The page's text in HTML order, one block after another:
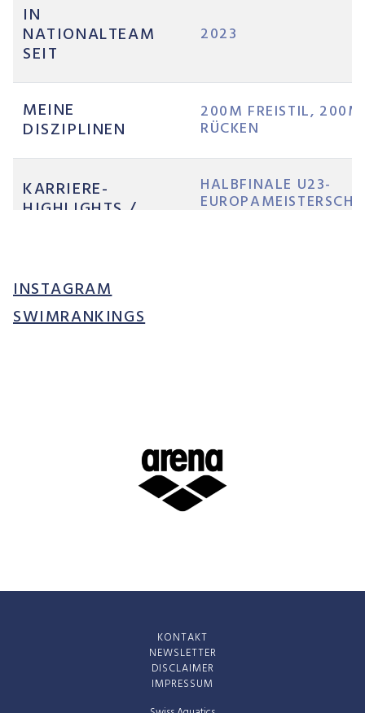
IN
NATIONALTEAM
SEIT
2023
MEINE
DISZIPLINEN
200M FREISTIL, 200M
RÜCKEN
KARRIERE-
HIGHLIGHTS /
HALBFINALE U23-
KARRIERE-ZIELE
MIT 18 JAHREN, UM
10 JAHREN IM
SWIMMING DIE
MEINEN ERSTEN
VILLEFRANCHE (FRA)
OKTOBER 2022
INSTAGRAM
SWIMRANKINGS
KONTAKT
NEWSLETTER
DISCLAIMER
IMPRESSUM